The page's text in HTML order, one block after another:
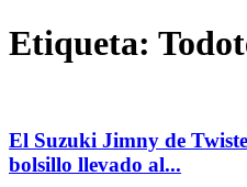
Etiqueta:
El Suzuki Jimny de
bolsillo llevado al...